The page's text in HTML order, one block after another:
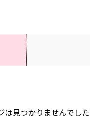
は見つかりませんでし